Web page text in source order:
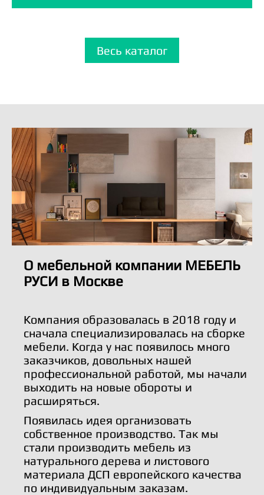
Весь каталог
О мебельной компании МЕБЕЛЬ
РУСИ в Москве
Компания образовалась в 2018 году и
сначала специализировалась на сборке
мебели. Когда у нас появилось много
заказчиков, довольных нашей
профессиональной работой, мы начали
выходить на новые обороты и
расширяться.
Появилась идея организовать
собственное производство. Так мы
стали производить мебель из
натурального дерева и листового
материала ДСП европейского качества
по индивидуальным заказам.